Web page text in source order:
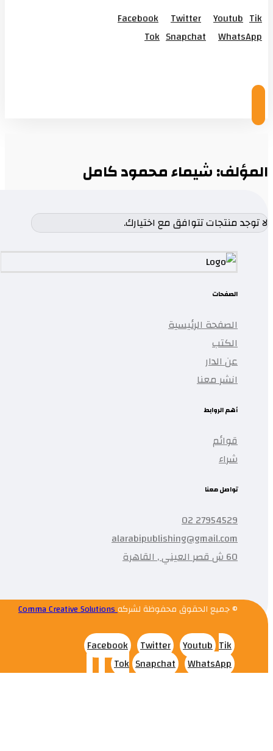
Facebook
Twitter Youtub Tik
Tok Snapchat
WhatsApp
المؤلف: شيماء محمود كامل
لا توجد منتجات تتوافق مع اختيارك.
الصفحات
الصفحة الرئيسية
الكتب
عن الدار
انشر معنا
أهم الروابط
قوائم
شراء
تواصل معنا
27954529 02
alarabipublishing@gmail.com
60 ش قصر العيني , القاهرة
© جميع الحقوق محفوظة لشركهComma Creative Solutions
Facebook Twitter Youtub Tik
Tok Snapchat WhatsApp